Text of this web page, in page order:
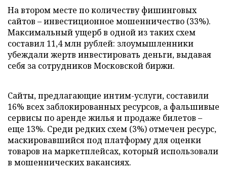
На втором месте по количеству фишинговых
сайтов – инвестиционное мошенничество (33%).
Максимальный ущерб в одной из таких схем
составил 11,4 млн рублей: злоумышленники
убеждали жертв инвестировать деньги, выдавая
себя за сотрудников Московской биржи.
Сайты, предлагающие интим-услуги, составили
16% всех заблокированных ресурсов, а фальшивые
сервисы по аренде жилья и продаже билетов –
еще 13%. Среди редких схем (3%) отмечен ресурс,
маскировавшийся под платформу для оценки
товаров на маркетплейсах, который использовали
в мошеннических вакансиях.